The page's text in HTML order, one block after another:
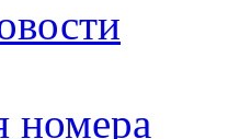
номера